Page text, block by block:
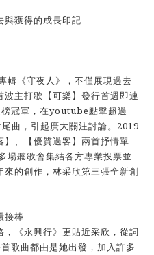
與獲得的成長印記
輯《守夜人》，不僅展現過去
主打歌【可樂】發行首週即連
冠軍，在youtube點擊超過
曲，引起廣大關注討論。2019
、【優質過客】兩首抒情單
場聽歌會集結各方專業投票並
的創作，林采欣第三張全新創
接棒
《永興行》更貼近采欣，從詞
歌曲都由是她出發，加入許多